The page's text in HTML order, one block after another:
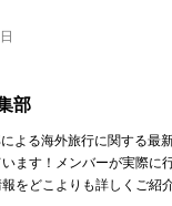
部
よる海外旅行に関する最
ます！メンバーが実際に
をどこよりも詳しくご紹